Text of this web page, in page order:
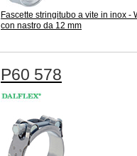
Fascette stringitubo a vite in inox -
con nastro da 12 mm
P60 578